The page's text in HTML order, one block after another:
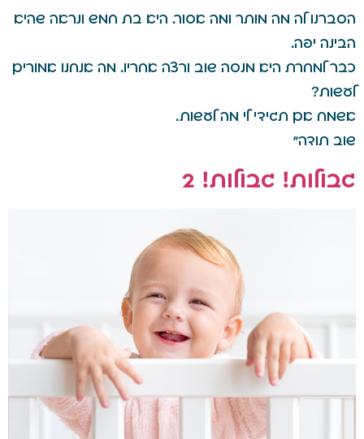
הסברנו לה מה מותר ומה אסור. היא בת חמש ונראה שהיא
הבינה יפה.
כבר למחרת היא מנסה שוב ורצה אחריו. מה אנחנו אמורים
לעשות?
אשמח אם תגידי לי מה לעשות.
שוב תודה"
גבולות! גבולות! 2